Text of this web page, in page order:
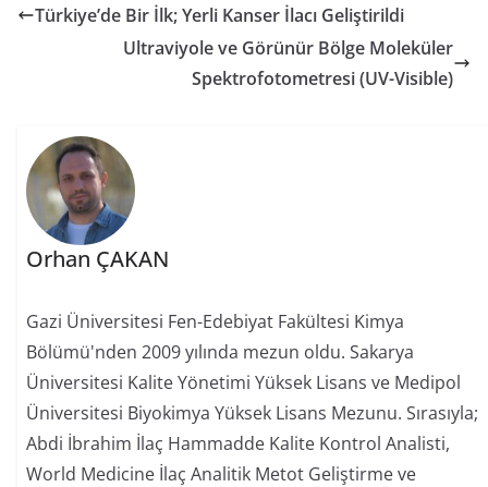
Türkiye’de Bir İlk; Yerli Kanser İlacı Geliştirildi
Ultraviyole ve Görünür Bölge Moleküler
Spektrofotometresi (UV-Visible)
Orhan ÇAKAN
Gazi Üniversitesi Fen-Edebiyat Fakültesi Kimya
Bölümü'nden 2009 yılında mezun oldu. Sakarya
Üniversitesi Kalite Yönetimi Yüksek Lisans ve Medipol
Üniversitesi Biyokimya Yüksek Lisans Mezunu. Sırasıyla;
Abdi İbrahim İlaç Hammadde Kalite Kontrol Analisti,
World Medicine İlaç Analitik Metot Geliştirme ve